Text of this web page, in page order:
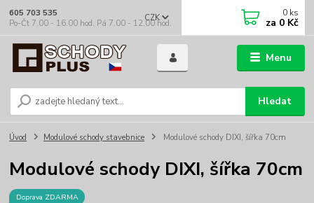
Menu
CZK
Hledat
605 703 535
Po-Čt 7.00 - 16.00 hod. Pá 7.00 - 12.00 hod.
0 ks
za 0 Kč
Úvod Modulové schody stavebnice Modulové schody DIXI, šířka 70cm
Modulové schody DIXI, šířka 70cm
Doprava ZDARMA